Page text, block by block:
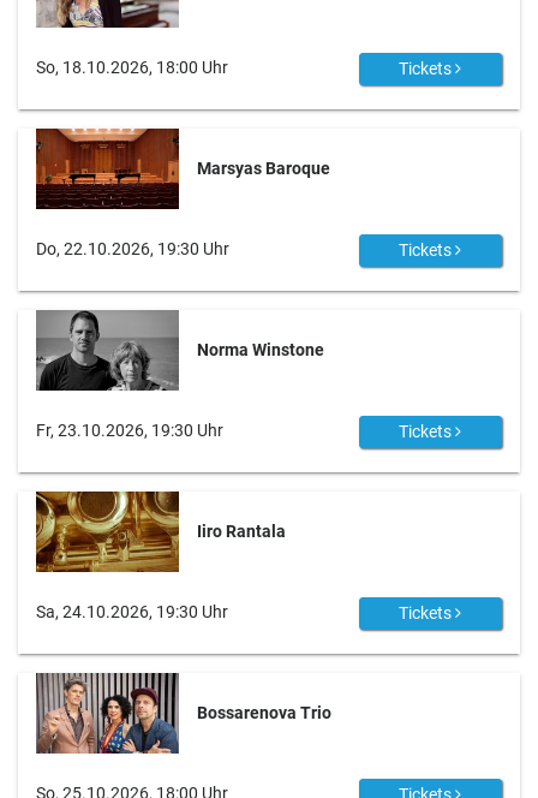
So, 18.10.2026, 18:00 Uhr Tickets
Marsyas Baroque
Do, 22.10.2026, 19:30 Uhr Tickets
Norma Winstone
Fr, 23.10.2026, 19:30 Uhr Tickets
Iiro Rantala
Sa, 24.10.2026, 19:30 Uhr Tickets
Bossarenova Trio
So, 25.10.2026, 18:00 Uhr Tickets